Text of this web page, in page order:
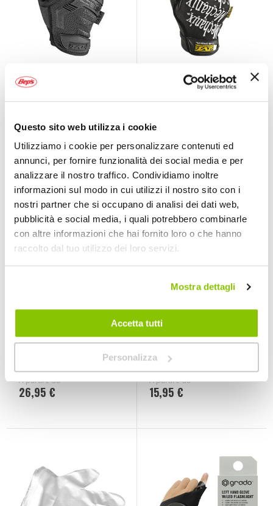
Questo sito web utilizza i cookie
Utilizziamo i cookie per personalizzare contenuti ed
annunci, per fornire funzionalità dei social media e per
analizzare il nostro traffico. Condividiamo inoltre
informazioni sul modo in cui utilizzi il nostro sito con i
nostri partner che si occupano di analisi dei dati web,
pubblicità e social media, i quali potrebbero combinarle
con altre informazioni che hai fornito loro o che hanno
raccolto dal tuo utilizzo dei loro servizi.
Mostra dettagli
Accetta tutti
Personalizza
Pact
Nero
A partire da
Guanti lavoro
Original
A partire da
Original
A partire da
26,95 €
Prezzo speciale
Guanti lavoro
Utility
Nitrile
A partire da
15,95 €